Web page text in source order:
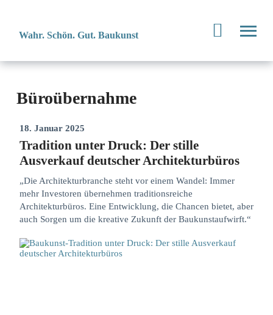
Wahr. Schön. Gut. Baukunst
Büroübernahme
18. Januar 2025
Tradition unter Druck: Der stille
Ausverkauf deutscher Architekturbüros
„Die Architekturbranche steht vor einem Wandel: Immer
mehr Investoren übernehmen traditionsreiche
Architekturbüros. Eine Entwicklung, die Chancen bietet, aber
auch Sorgen um die kreative Zukunft der Baukunstaufwirft.“